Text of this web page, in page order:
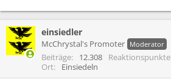
einsiedler
McChrystal's Promoter Moderator
Beiträge 12.308 Reaktionspunkte
Ort
Einsiedeln